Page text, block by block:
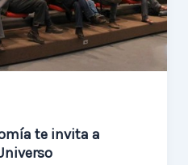
te invita a